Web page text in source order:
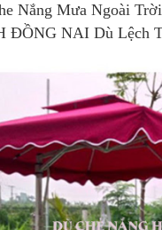
Nắng Mưa Ngoài
ĐỒNG NAI Dù Lệch